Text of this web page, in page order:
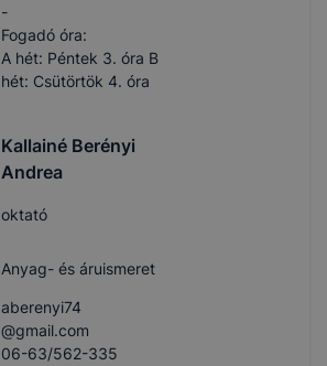
-
Fogadó óra:
A hét: Péntek 3. óra B
hét: Csütörtök 4. óra
Kallainé Berényi
Andrea
oktató
Anyag- és áruismeret
aberenyi74​
@gmail.com
06-63/562-335